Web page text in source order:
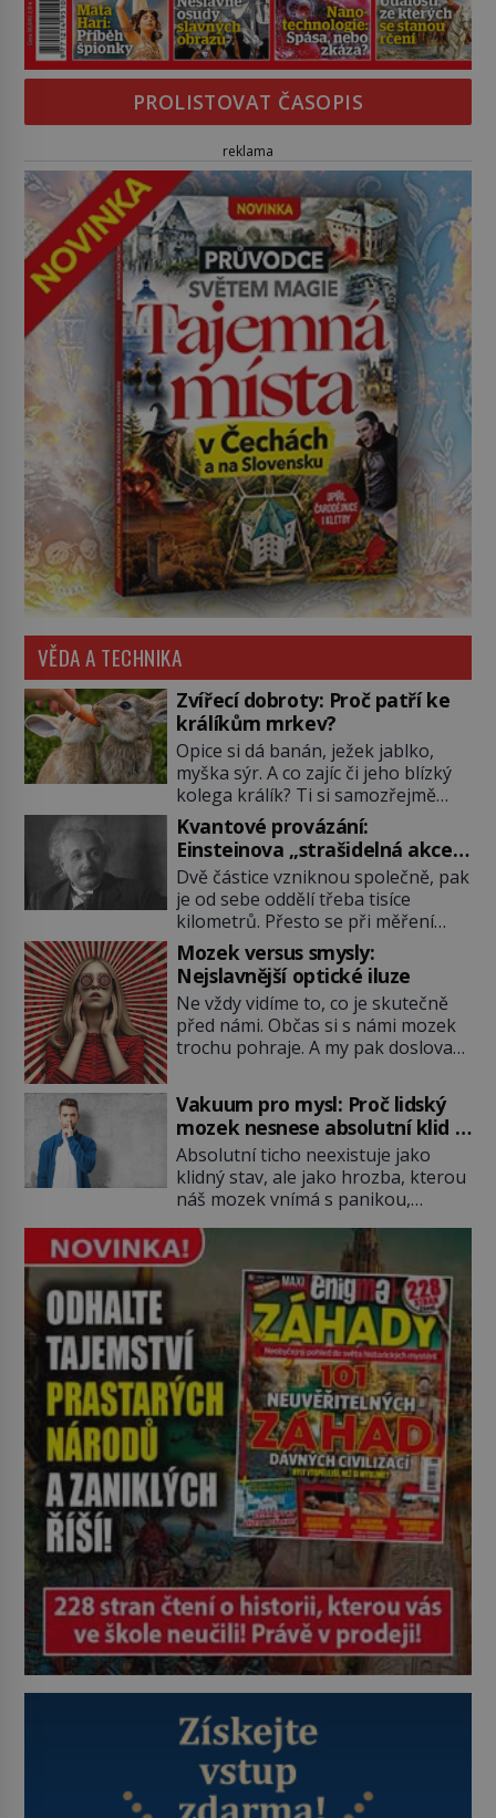
PROLISTOVAT ČASOPIS
reklama
VĚDA A TECHNIKA
Zvířecí dobroty: Proč patří ke
králíkům mrkev?
Opice si dá banán, ježek jablko,
myška sýr. A co zajíc či jeho blízký
kolega králík? Ti si samozřejmě
pochutnají na mrkvi! Proč jsou
podobné představy o potravě
zvířat často spíš mýty? Pokud máte
doma králíka, mrkev mu dát
můžete. A nejspíš mu i bude
chutnat, ovšem měl by ji mít jen
jako občasný pamlsek. […]
Kvantové provázání:
Einsteinova „strašidelná akce
na dálku“ dál mate i fascinuje
vědce
Dvě částice vzniknou společně, pak
je od sebe oddělí třeba tisíce
kilometrů. Přesto se při měření
chovají, jako by mezi nimi
existovalo neviditelné pouto. Albert
Einstein tomu s jistou dávkou
ironie říká „strašidelná akce na
dálku“ a dlouhá desetiletí věří, že
musí existovat jednodušší
však ukazují, že kvantový svět
funguje jinak, než […]
Mozek versus smysly:
Nejslavnější optické iluze
Ne vždy vidíme to, co je skutečně
před námi. Občas si s námi mozek
trochu pohraje. A my pak doslova
vznikají ty nejpodivnější optické
iluze? Soustřeď se na to hlavní!
TROXLERŮV EFEKT Náš mozek
zvládne zpracovat hodně informací.
Všechny na světě ale nikoliv, musí
si vybírat! Jak to dělá? Když se […]
Vakuum pro mysl: Proč lidský
mozek nesnese absolutní klid a
začne si vymýšlet horory
Absolutní ticho neexistuje jako
klidný stav, ale jako hrozba, kterou
náš mozek vnímá s panikou,
začne okamžitě produkovat vlastní
děsivé iluze. Představte si místnost,
kde zmizí veškerý šum světa. Žádné
auta, žádný šepot, nic. Místo
vytoužené oázy klidu však
okamžitě nastoupí hluboké
znepokojení. Lidská mysl je totiž
evolučně nastavena na neustálý
[…]